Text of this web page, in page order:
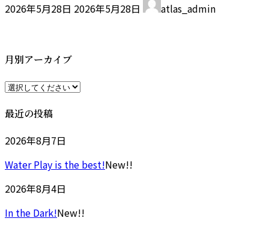
2026年5月28日 終
:
2026年5月28日 atlas_admin
月別アーカイブ
最近の投稿
2026年8月7日
Water Play is the best!New!!
2026年8月4日
In the Dark!New!!